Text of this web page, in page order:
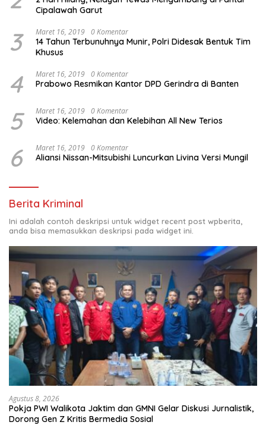
Cipalawah Garut
3 Maret 16, 2019 0 Komentar
14 Tahun Terbunuhnya Munir, Polri Didesak Bentuk Tim
Khusus
4 Maret 16, 2019 0 Komentar
Prabowo Resmikan Kantor DPD Gerindra di Banten
5 Maret 16, 2019 0 Komentar
Video: Kelemahan dan Kelebihan All New Terios
6 Maret 16, 2019 0 Komentar
Aliansi Nissan-Mitsubishi Luncurkan Livina Versi Mungil
Berita Kriminal
Ini adalah contoh deskripsi untuk widget recent post wpberita,
anda bisa memasukkan deskripsi pada widget ini.
Agustus 8, 2026
Pokja PWI Walikota Jaktim dan GMNI Gelar Diskusi Jurnalistik,
Dorong Gen Z Kritis Bermedia Sosial